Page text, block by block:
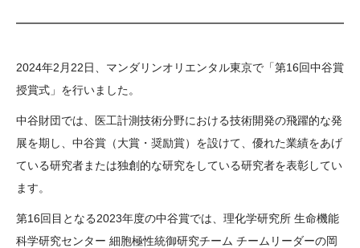
中谷財団40年史
役員・評議員
年報一覧 中谷財団レポート
大学院生奨学金
ム
科学教育振興助成・
次世代理系人材育成プ
ログラム助成
基本方針
アクセス よくあるご質問
サイトマップ 中谷財団アーカイブ
日本語 English マイページ
2024年2月22日、マンダリンオリエンタル東京で「第16回中谷賞
授賞式」を行いました。
中谷財団では、医工計測技術分野における技術開発の飛躍的な発
展を期し、中谷賞（大賞・奨励賞）を設けて、優れた業績をあげ
ている研究者または独創的な研究をしている研究者を表彰してい
ます。
第16回目となる2023年度の中谷賞では、理化学研究所 生命機能
科学研究センター 細胞極性統御研究チーム チームリーダーの岡